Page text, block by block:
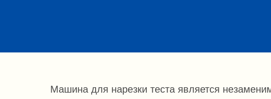
Машина для нарезки теста является